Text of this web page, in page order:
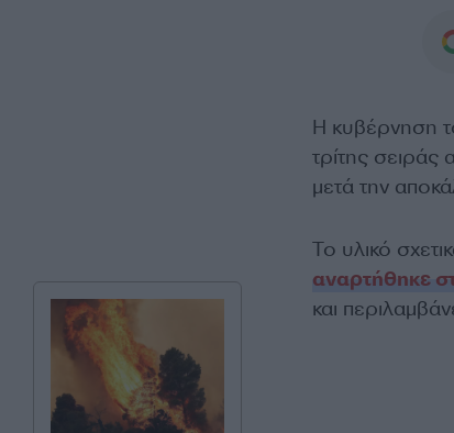
Η κυβέρνηση
τρίτης σειράς
μετά την
Το υλικό
αναρτήθηκε
και